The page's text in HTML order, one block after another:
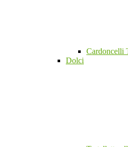
Cardoncelli
Dolci